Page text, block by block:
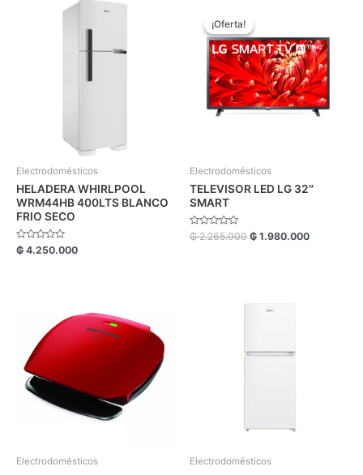
Electrodomésticos
HELADERA WHIRLPOOL
WRM44HB 400LTS BLANCO
FRIO SECO
Valorado
con
₲ 4.250.000
¡Oferta!
¡Oferta!
Electrodomésticos
TELEVISOR LED LG 32″
SMART
Valorado
con
₲2.265.000
original
era:
₲ 2.265.000.
₲ 1.980.000
es:
₲
Electrodomésticos Electrodomésticos